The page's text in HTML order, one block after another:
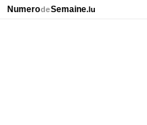
NumerodeSemaine.lu